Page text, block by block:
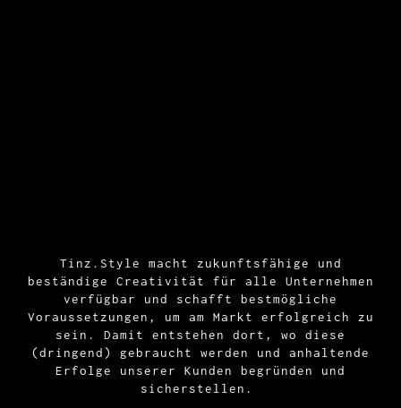
Tinz.Style macht zukunftsfähige und
beständige Creativität für alle Unternehmen
verfügbar und schafft bestmögliche
Voraussetzungen, um am Markt erfolgreich zu
sein. Damit entstehen dort, wo diese
(dringend) gebraucht werden und anhaltende
Erfolge unserer Kunden begründen und
sicherstellen.